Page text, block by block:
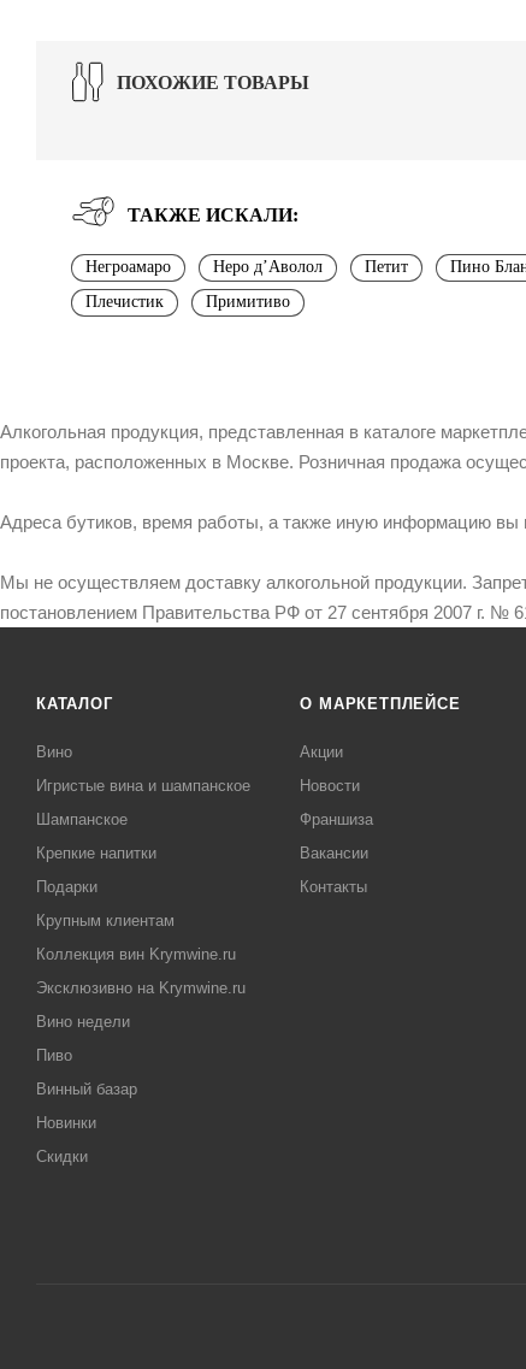
ПОХОЖИЕ ТОВАРЫ
ТАКЖЕ ИСКАЛИ:
Негроамаро Неро д’Аволол Петит Пино
Плечистик
Примитиво
Алкогольная продукция, представленная в каталоге
проекта, расположенных в Москве. Розничная продажа
Адреса бутиков, время работы, а также иную информацию вы
Мы не осуществляем доставку алкогольной продукции.
постановлением Правительства РФ от 27 сентября 2007 г. №
КАТАЛОГ
Вино
Игристые вина и шампанское
Шампанское
Крепкие напитки
Подарки
Крупным клиентам
Коллекция вин Krymwine.ru
Эксклюзивно на Krymwine.ru
Вино недели
Пиво
Винный базар
Новинки
Скидки
О МАРКЕТПЛЕЙСЕ
Акции
Новости
Франшиза
Вакансии
Контакты